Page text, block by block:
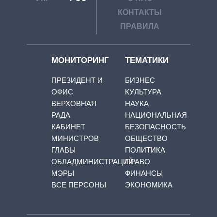
КОНТАКТЫ
ПРАВИЛА
МОНИТОРИНГ
ПРЕЗИДЕНТ И
ОФИС
ВЕРХОВНАЯ
РАДА
КАБИНЕТ
МИНИСТРОВ
ГЛАВЫ
ОБЛАДМИНИСТРАЦИЙ
МЭРЫ
ВСЕ ПЕРСОНЫ
ТЕМАТИКИ
БИЗНЕС
КУЛЬТУРА
НАУКА
НАЦИОНАЛЬНАЯ
БЕЗОПАСНОСТЬ
ОБЩЕСТВО
ПОЛИТИКА
ПРАВО
ФИНАНСЫ
ЭКОНОМИКА